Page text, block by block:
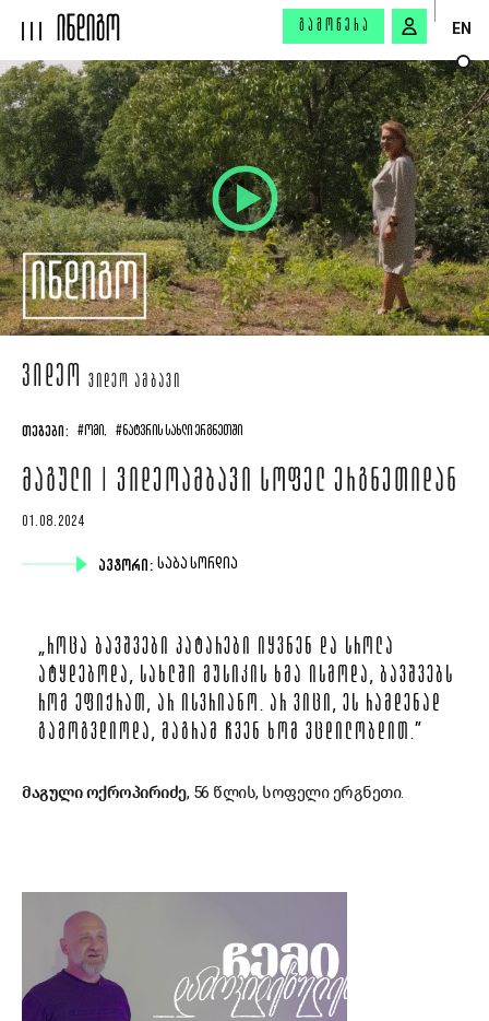
ᲒᲐᲛᲝᲬᲔᲠᲐ EN
ᲕᲘᲓᲔᲝ ᲕᲘᲓᲔᲝ ᲐᲛᲑᲐᲕᲘ
ᲗᲔᲒᲔᲑᲘ: #ᲝᲛᲘ, #ᲜᲐᲢᲕᲠᲘᲡ ᲡᲐᲮᲚᲘ ᲔᲠᲒᲜᲔᲗᲨᲘ
ᲛᲐᲒᲣᲚᲘ | ᲕᲘᲓᲔᲝᲐᲛᲑᲐᲕᲘ ᲡᲝᲤᲔᲚ ᲔᲠᲒᲜᲔᲗᲘᲓᲐᲜ
01.08.2024
ᲐᲕᲢᲝᲠᲘ: ᲡᲐᲑᲐ ᲡᲝᲠᲓᲘᲐ
„ᲠᲝᲪᲐ ᲑᲐᲕᲨᲕᲔᲑᲘ ᲞᲐᲢᲐᲠᲔᲑᲘ ᲘᲧᲕᲜᲔᲜ ᲓᲐ ᲡᲠᲝᲚᲐ
ᲐᲢᲧᲓᲔᲑᲝᲓᲐ, ᲡᲐᲮᲚᲨᲘ ᲛᲣᲡᲘᲙᲘᲡ ᲮᲛᲐ ᲘᲡᲛᲝᲓᲐ, ᲑᲐᲕᲨᲕᲔᲑᲡ
ᲠᲝᲛ ᲔᲤᲘᲥᲠᲐᲗ, ᲐᲠ ᲘᲡᲕᲠᲘᲐᲜᲝ. ᲐᲠ ᲕᲘᲪᲘ, ᲔᲡ ᲠᲐᲛᲓᲔᲜᲐᲓ
ᲒᲐᲛᲝᲒᲕᲓᲘᲝᲓᲐ, ᲛᲐᲒᲠᲐᲛ ᲩᲕᲔᲜ ᲮᲝᲛ ᲕᲪᲓᲘᲚᲝᲑᲓᲘᲗ.”
მაგული ოქროპირიძე, 56 წლის, სოფელი ერგნეთი.